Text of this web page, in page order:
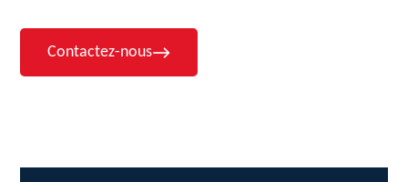
Contactez-nous